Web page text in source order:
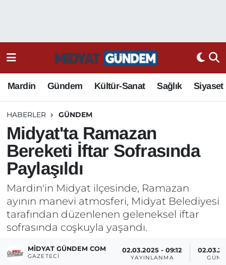
Mardin Gündem Kültür-Sanat Sağlık Siyaset
HABERLER GÜNDEM
Midyat'ta Ramazan
Bereketi İftar Sofrasında
Paylaşıldı
Mardin'in Midyat ilçesinde, Ramazan
ayının manevi atmosferi, Midyat Belediyesi
tarafından düzenlenen geleneksel iftar
sofrasında coşkuyla yaşandı.
MIDYAT GÜNDEM COM
GAZETECI
02.03.2025 - 09:12
YAYINLANMA